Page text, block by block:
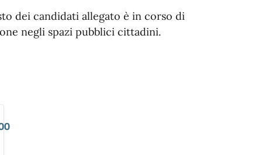
dei candidati allegato è in corso di
negli spazi pubblici cittadini.